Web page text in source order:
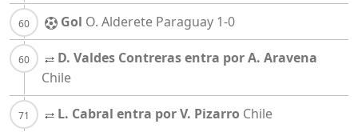
Gol O. Alderete Paraguay 1-0
D. Valdes Contreras entra por A. Aravena
Chile
L. Cabral entra por V. Pizarro Chile